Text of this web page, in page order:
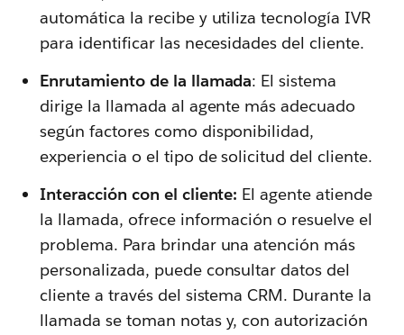
automática la recibe y utiliza tecnología IVR
para identificar las necesidades del cliente.
Enrutamiento de la llamada: El sistema
dirige la llamada al agente más adecuado
según factores como disponibilidad,
experiencia o el tipo de solicitud del cliente.
Interacción con el cliente: El agente atiende
la llamada, ofrece información o resuelve el
problema. Para brindar una atención más
personalizada, puede consultar datos del
cliente a través del sistema CRM. Durante la
llamada se toman notas y, con autorización